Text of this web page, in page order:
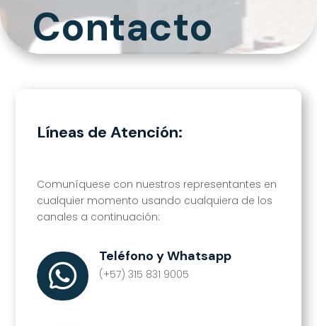
Contacto
Líneas de Atención:
Comuníquese con nuestros representantes en
cualquier momento usando cualquiera de los
canales a continuación:

Teléfono y Whatsapp
(+57) 315 831 9005